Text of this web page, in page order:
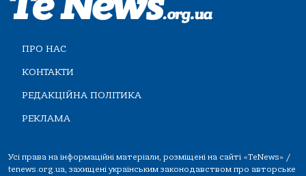
ПРО НАС
КОНТАКТИ
РЕДАКЦІЙНА ПОЛІТИКА
РЕКЛАМА
Усі права на інформаційні матеріали, розміщені на сайті «TeNews» /
tenews.org.ua, захищені українським законодавством про авторське